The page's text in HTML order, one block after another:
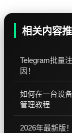
相关内容
Telegram批量
因！
如何在一台设
管理教程
2026年最新版